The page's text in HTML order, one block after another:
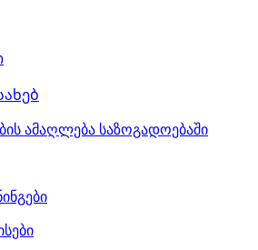
ამაღლება საზოგადოებაში